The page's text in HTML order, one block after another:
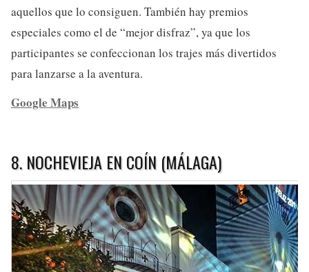
aquellos que lo consiguen. También hay premios
especiales como el de “mejor disfraz”, ya que los
participantes se confeccionan los trajes más divertidos
para lanzarse a la aventura.
Google Maps
8. NOCHEVIEJA EN COÍN (MÁLAGA)